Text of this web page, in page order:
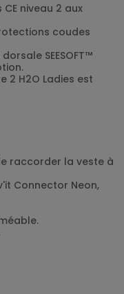
CE niveau 2 aux
coudes
SEESOFT™
2 H2O Ladies est
raccorder la veste à
Connector Neon,